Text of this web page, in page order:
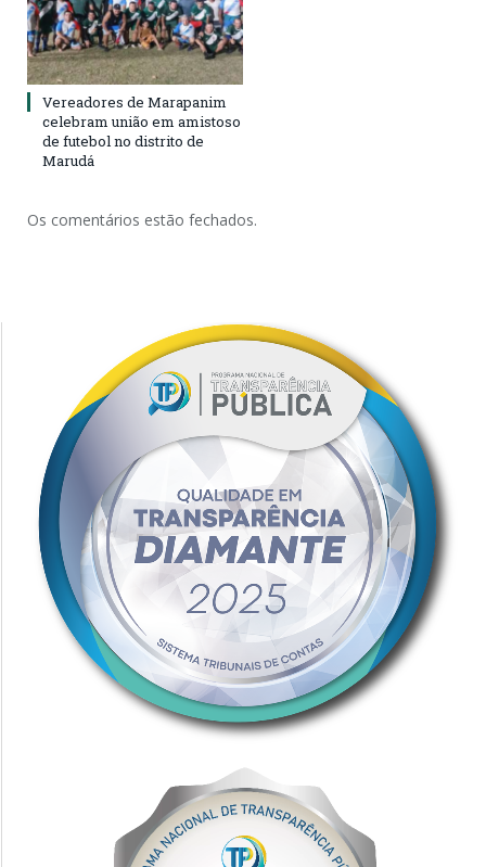
Vereadores de Marapanim
celebram união em amistoso
de futebol no distrito de
Marudá
Os comentários estão fechados.